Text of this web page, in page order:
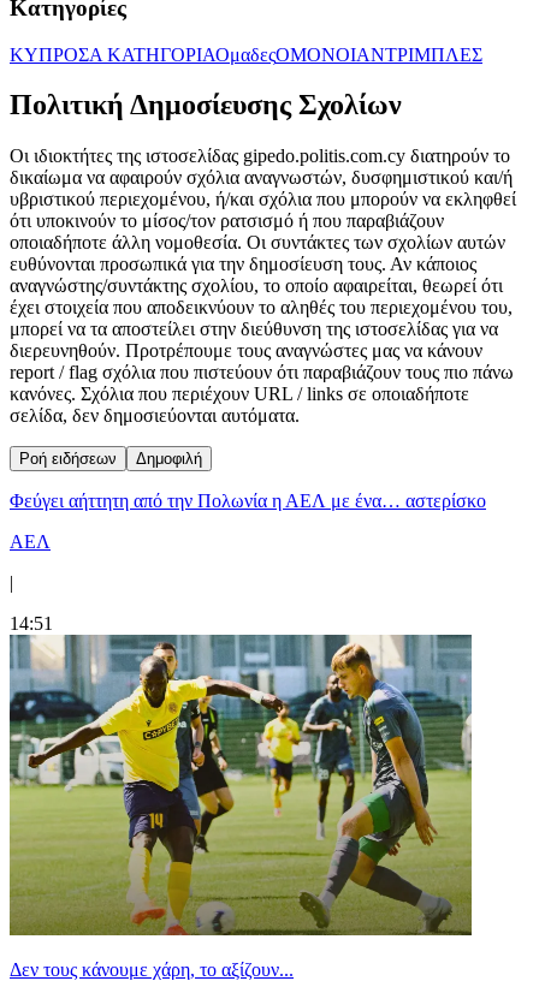
Κατηγορίες
ΚΥΠΡΟΣΑ ΚΑΤΗΓΟΡΙΑΟμαδεςΟΜΟΝΟΙΑΝΤΡΙΜΠΛΕΣ
Πολιτική Δημοσίευσης Σχολίων
Οι ιδιοκτήτες της ιστοσελίδας gipedo.politis.com.cy διατηρούν το
δικαίωμα να αφαιρούν σχόλια αναγνωστών, δυσφημιστικού και/ή
υβριστικού περιεχομένου, ή/και σχόλια που μπορούν να εκληφθεί
ότι υποκινούν το μίσος/τον ρατσισμό ή που παραβιάζουν
οποιαδήποτε άλλη νομοθεσία. Οι συντάκτες των σχολίων αυτών
ευθύνονται προσωπικά για την δημοσίευση τους. Αν κάποιος
αναγνώστης/συντάκτης σχολίου, το οποίο αφαιρείται, θεωρεί ότι
έχει στοιχεία που αποδεικνύουν το αληθές του περιεχομένου του,
μπορεί να τα αποστείλει στην διεύθυνση της ιστοσελίδας για να
διερευνηθούν. Προτρέπουμε τους αναγνώστες μας να κάνουν
report / flag σχόλια που πιστεύουν ότι παραβιάζουν τους πιο πάνω
κανόνες. Σχόλια που περιέχουν URL / links σε οποιαδήποτε
σελίδα, δεν δημοσιεύονται αυτόματα.
Ροή ειδήσεων Δημοφιλή
Φεύγει αήττητη από την Πολωνία η ΑΕΛ με ένα… αστερίσκο
ΑΕΛ
|
14:51
Δεν τους κάνουμε χάρη, το αξίζουν...